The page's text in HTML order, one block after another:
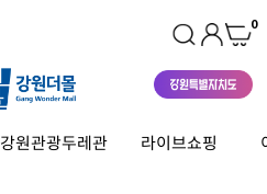
0
강원관광두레관 라이브쇼핑